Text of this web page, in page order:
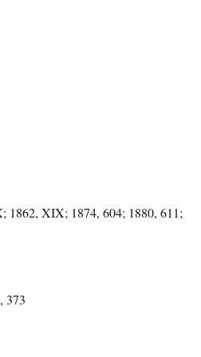
1862, XIX; 1874, 604; 1880, 611;
373